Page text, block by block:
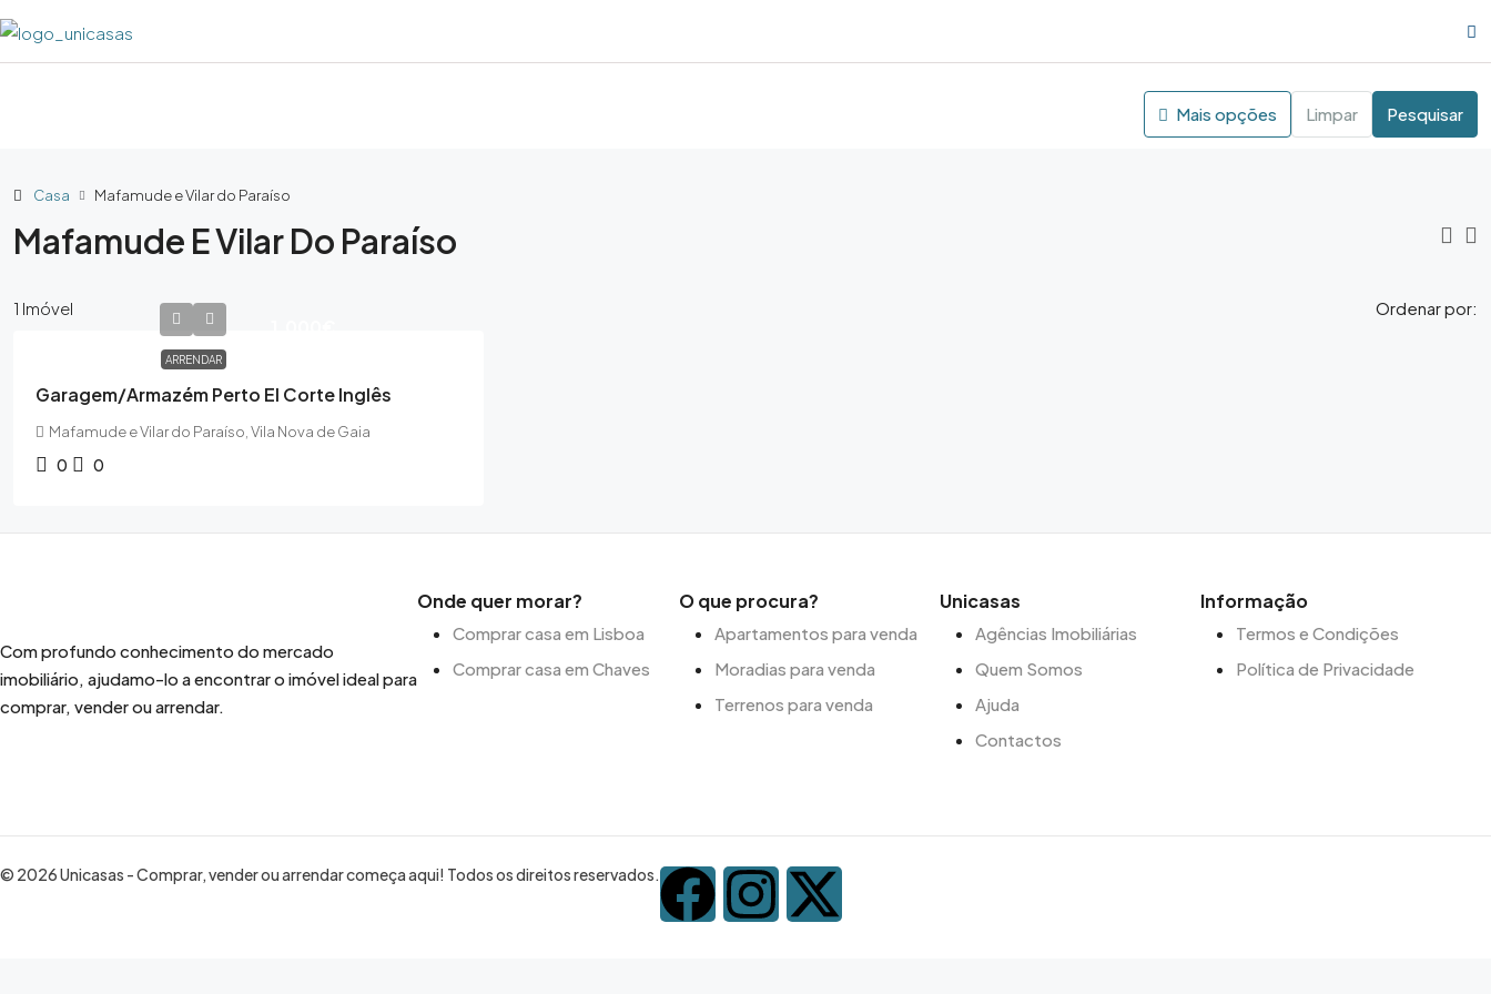
Mais opções Limpar Pesquisar
Casa Mafamude e Vilar do Paraíso
Mafamude E Vilar Do Paraíso
1 Imóvel Ordenar por:
ARRENDAR
Garagem/Armazém Perto El Corte Inglês
Mafamude e Vilar do Paraíso, Vila Nova de Gaia
0 0
Com profundo conhecimento do mercado
imobiliário, ajudamo-lo a encontrar o imóvel ideal para
comprar, vender ou arrendar.
Onde quer morar?
Comprar casa em Lisboa
Comprar casa em Chaves
O que procura?
Apartamentos para venda
Moradias para venda
Terrenos para venda
Unicasas
Agências Imobiliárias
Quem Somos
Ajuda
Contactos
Informação
Termos e Condições
Política de Privacidade
© 2026 Unicasas - Comprar, vender ou arrendar começa aqui! Todos os direitos reservados.